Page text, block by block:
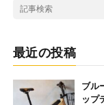
最近の投稿
ブル
ップ